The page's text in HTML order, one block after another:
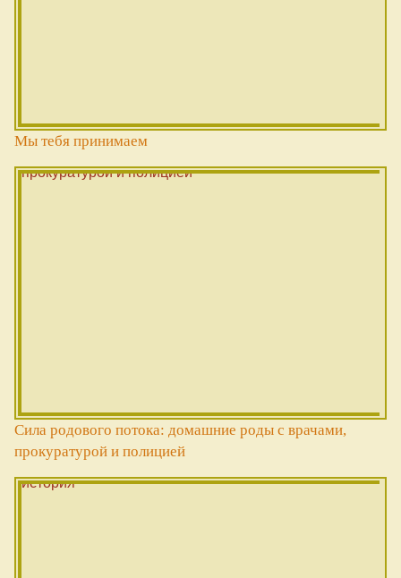
Мы тебя принимаем
Сила родового потока: домашние роды с врачами,
прокуратурой и полицией